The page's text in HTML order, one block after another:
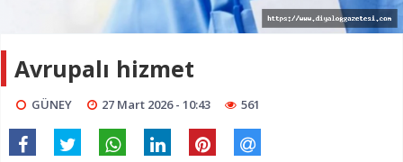
Avrupalı hizmet
GÜNEY 27 Mart 2026 - 10:43 561